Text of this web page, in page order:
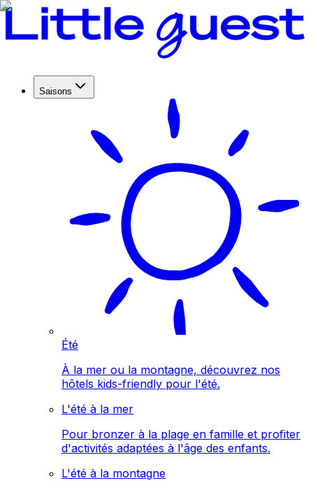
Saisons
Été
À la mer ou la montagne, découvrez nos
hôtels kids-friendly pour l'été.
L'été à la mer
Pour bronzer à la plage en famille et profiter
d'activités adaptées à l'âge des enfants.
L'été à la montagne